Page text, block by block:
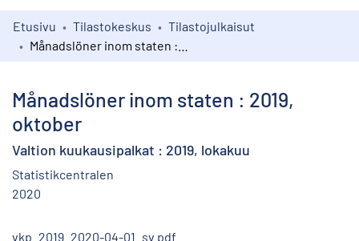
Kokoelmat
Etusivu Tilastokeskus
Tilastojulkaisut
Månadslöner inom staten : 2019,
oktober
Valtion kuukausipalkat : 2019, lokakuu
Statistikcentralen
2020
vkp_2019_2020-04-01_sv.pdf